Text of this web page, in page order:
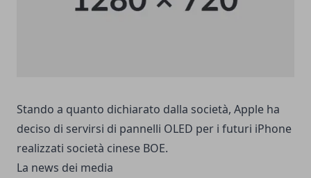
Stando a quanto dichiarato dalla società, Apple ha
deciso di servirsi di pannelli OLED per i futuri iPhone
realizzati società cinese BOE.
La news dei media